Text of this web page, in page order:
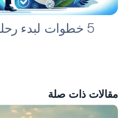
5 خطوات لبدء
مقالات ذات صلة